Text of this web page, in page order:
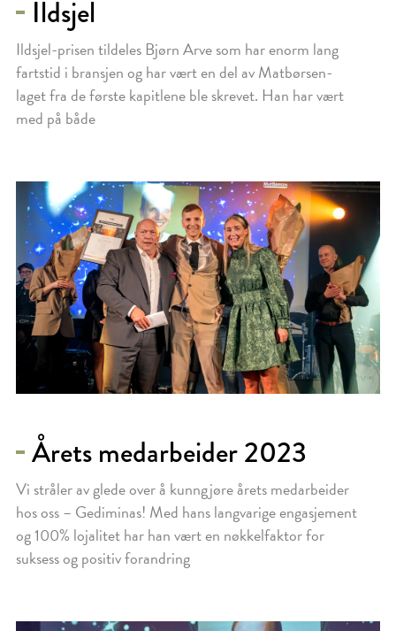
Ildsjel
Ildsjel-prisen tildeles Bjørn Arve som har enorm lang
fartstid i bransjen og har vært en del av Matbørsen-
laget fra de første kapitlene ble skrevet. Han har vært
med på både
Årets medarbeider 2023
Vi stråler av glede over å kunngjøre årets medarbeider
hos oss – Gediminas! Med hans langvarige engasjement
og 100% lojalitet har han vært en nøkkelfaktor for
suksess og positiv forandring